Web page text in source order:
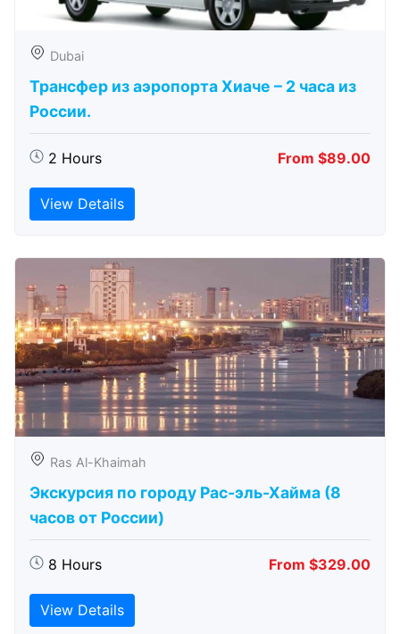
Dubai
Трансфер из аэропорта Хиаче – 2 часа из
России.
2 Hours From $89.00
View Details
Ras Al-Khaimah
Экскурсия по городу Рас-эль-Хайма (8
часов от России)
8 Hours From $329.00
View Details